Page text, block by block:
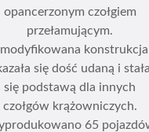
opancerzonym czołgiem
przełamującym.
konstrukcja
się dość udaną i
się podstawą dla innych
czołgów krążowniczych.
65